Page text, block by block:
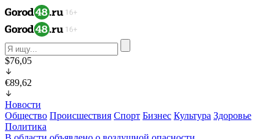
$76,05
€89,62
Новости
Общество Происшествия Спорт Бизнес Культура Здоровье
Политика